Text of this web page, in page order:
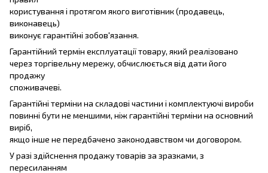
користування і протягом якого виготівник (продавець,
виконавець)
виконує гарантійні зобов'язання.
Гарантійний термін експлуатації товару, який реалізовано
через торгівельну мережу, обчислюється від дати його
продажу
споживачеві.
Гарантійні терміни на складові частини і комплектуючі вироби
повинні бути не меншими, ніж гарантійні терміни на основний
виріб,
якщо інше не передбачено законодавством чи договором.
У разі здійснення продажу товарів за зразками, з
пересиланням